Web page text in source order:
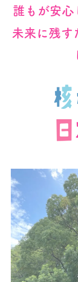
誰もが安心
未来に残す